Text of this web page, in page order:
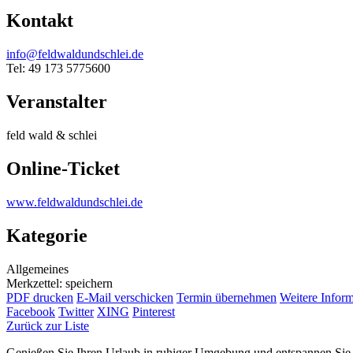
Kontakt
info@feldwaldundschlei.de
Tel: 49 173 5775600
Veranstalter
feld wald & schlei
Online-Ticket
www.feldwaldundschlei.de
Kategorie
Allgemeines
Merkzettel: speichern
PDF drucken E-Mail verschicken Termin übernehmen Weitere
Facebook Twitter XING Pinterest
Zurück zur Liste